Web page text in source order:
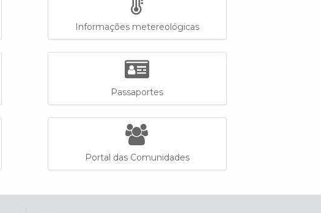
Informações metereológicas
Passaportes
Portal das Comunidades